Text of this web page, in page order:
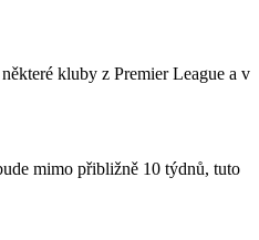
kluby z Premier League a v
mimo přibližně 10 týdnů, tuto